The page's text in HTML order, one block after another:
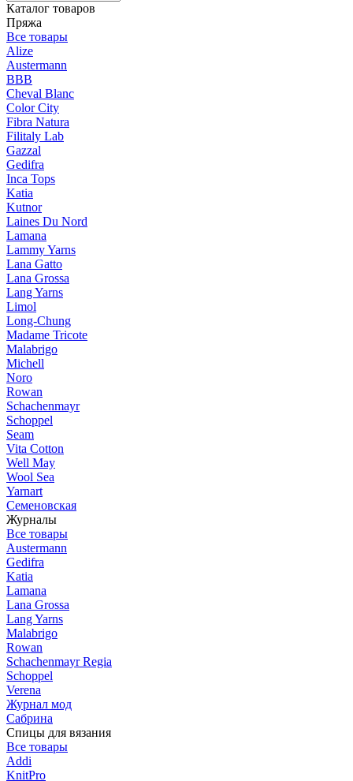
Каталог товаров
Пряжа
Все товары
Alize
Austermann
BBB
Cheval Blanc
Color City
Fibra Natura
Filitaly Lab
Gazzal
Gedifra
Inca Tops
Katia
Kutnor
Laines Du Nord
Lamana
Lammy Yarns
Lana Gatto
Lana Grossa
Lang Yarns
Limol
Long-Chung
Madame Tricote
Malabrigo
Michell
Noro
Rowan
Schachenmayr
Schoppel
Seam
Vita Cotton
Well May
Wool Sea
Yarnart
Семеновская
Журналы
Все товары
Austermann
Gedifra
Katia
Lamana
Lana Grossa
Lang Yarns
Malabrigo
Rowan
Schachenmayr Regia
Schoppel
Verena
Журнал мод
Сабрина
Спицы для вязания
Все товары
Addi
KnitPro